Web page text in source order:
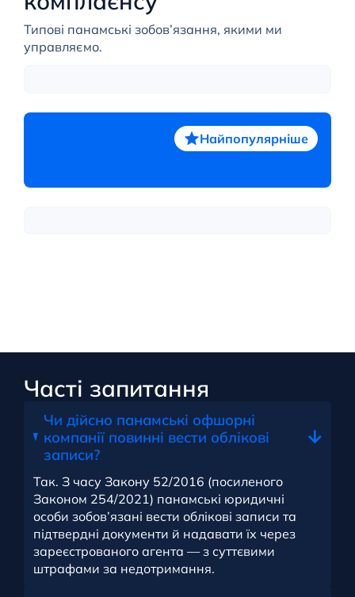
Типові панамські зобов’язання, якими ми
управляємо.
Найпопулярніше
Часті запитання
Чи дійсно панамські офшорні
компанії повинні вести облікові
записи?
Так. З часу Закону 52/2016 (посиленого
Законом 254/2021) панамські юридичні
особи зобов’язані вести облікові записи та
підтвердні документи й надавати їх через
зареєстрованого агента — з суттєвими
штрафами за недотримання.